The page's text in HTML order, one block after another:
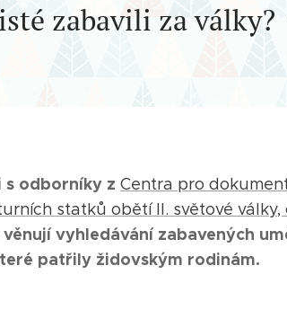
zabavili za války?
s odborníky z Centra pro
statků obětí II. světové války,
vyhledávání zabavených
patřily židovským rodinám.